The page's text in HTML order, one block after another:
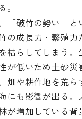
。
「破竹の勢い」
の成長力・繁殖
枯らしてしまう。
が低いため土砂
畑や耕作地を荒
にも影響が出る。
が増加している